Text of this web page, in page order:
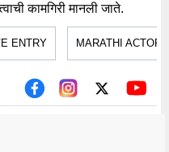
कामगिरी मानली जाते.
ENTRY MARATHI ACTOR